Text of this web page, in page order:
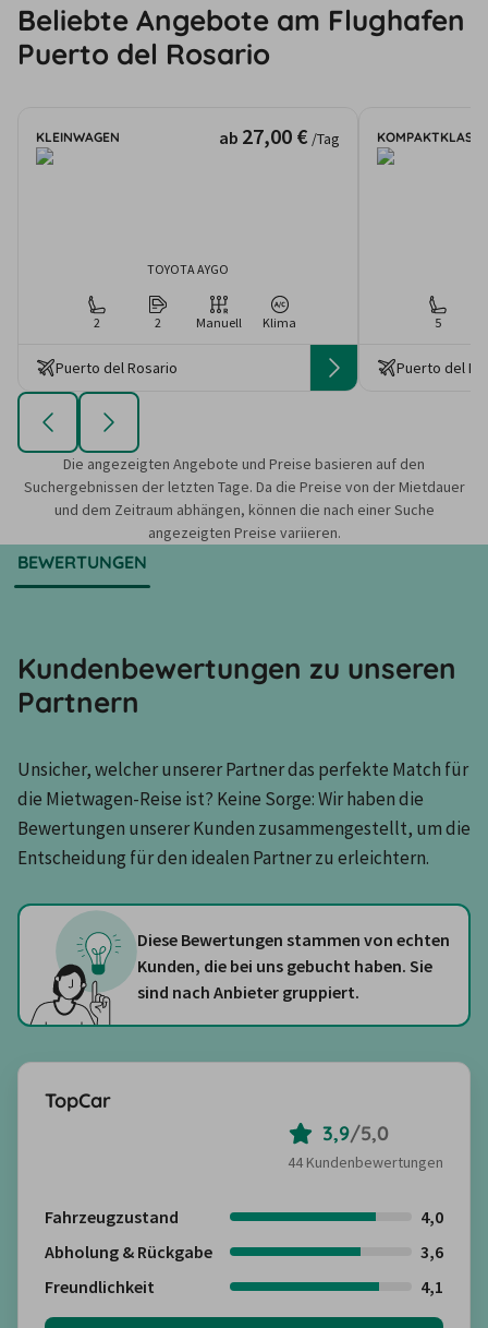
Beliebte Angebote am Flughafen
Puerto del Rosario
KLEINWAGEN ab 27,00 € /Tag
TOYOTA AYGO
2 2 Manuell Klima
Puerto del Rosario
KOMPAKTKLASSE
5
Puerto del
Die angezeigten Angebote und Preise basieren auf den
Suchergebnissen der letzten Tage. Da die Preise von der Mietdauer
und dem Zeitraum abhängen, können die nach einer Suche
angezeigten Preise variieren.
BEWERTUNGEN
Kundenbewertungen zu unseren
Partnern
Unsicher, welcher unserer Partner das perfekte Match für
die Mietwagen-Reise ist? Keine Sorge: Wir haben die
Bewertungen unserer Kunden zusammengestellt, um die
Entscheidung für den idealen Partner zu erleichtern.
Diese Bewertungen stammen von echten
Kunden, die bei uns gebucht haben. Sie
sind nach Anbieter gruppiert.
TopCar
3,9/5,0
44 Kundenbewertungen
Fahrzeugzustand
4,0
Abholung & Rückgabe
3,6
Freundlichkeit
4,1